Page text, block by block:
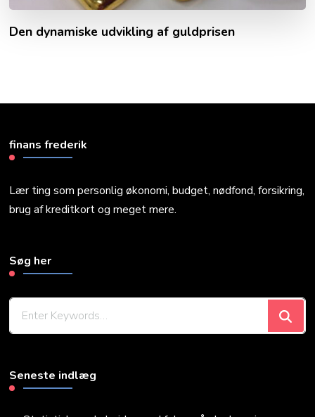
Den dynamiske udvikling af guldprisen
finans frederik
Lær ting som personlig økonomi, budget, nødfond, forsikring,
brug af kreditkort og meget mere.
Søg her
Seneste indlæg